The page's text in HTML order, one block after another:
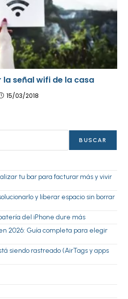
señal wifi de la casa
15/03/2018
BUSCAR
tu bar para facturar más y vivir
y liberar espacio sin borrar
del iPhone dure más
2026: Guía completa para elegir
siendo rastreado (AirTags y apps